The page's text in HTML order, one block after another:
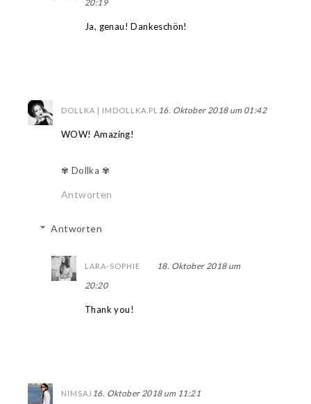
20:19
Ja, genau! Dankeschön!
DOLLKA | IMDOLLKA.PL 16. Oktober 2018 um 01:42
WOW! Amazing!
✾ Dollka ✾
Antworten
Antworten
LARA-SOPHIE
18. Oktober 2018 um
20:20
Thank you!
NIMSAJ 16. Oktober 2018 um 11:21